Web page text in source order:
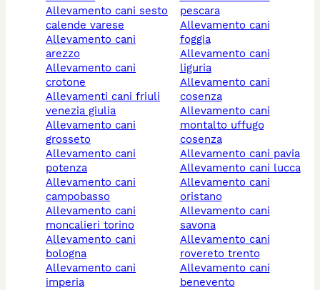
allevamento cani sesto
calende varese
allevamento cani
arezzo
allevamento cani
crotone
allevamenti cani friuli
venezia giulia
allevamento cani
grosseto
allevamento cani
potenza
allevamento cani
campobasso
allevamento cani
moncalieri torino
allevamento cani
bologna
allevamento cani
imperia
pescara
allevamento cani
foggia
allevamento cani
liguria
allevamento cani
cosenza
allevamento cani
montalto uffugo
cosenza
allevamento cani pavia
allevamento cani lucca
allevamento cani
oristano
allevamento cani
savona
allevamento cani
rovereto trento
allevamento cani
benevento